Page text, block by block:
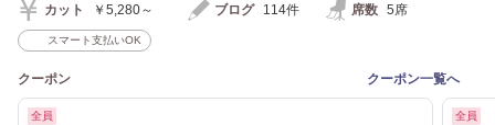
カット ￥5,280～ ブログ 114件 席数 5席
スマート支払いOK
クーポン クーポン一覧へ
全員 全員